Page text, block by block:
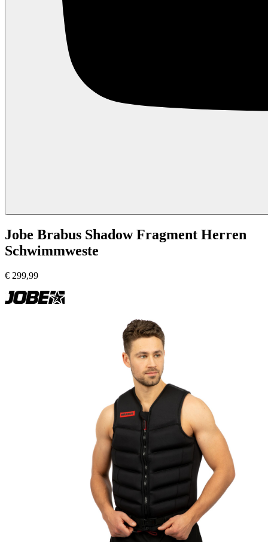
Jobe Brabus Shadow Fragment Herren
Schwimmweste
€ 299,99